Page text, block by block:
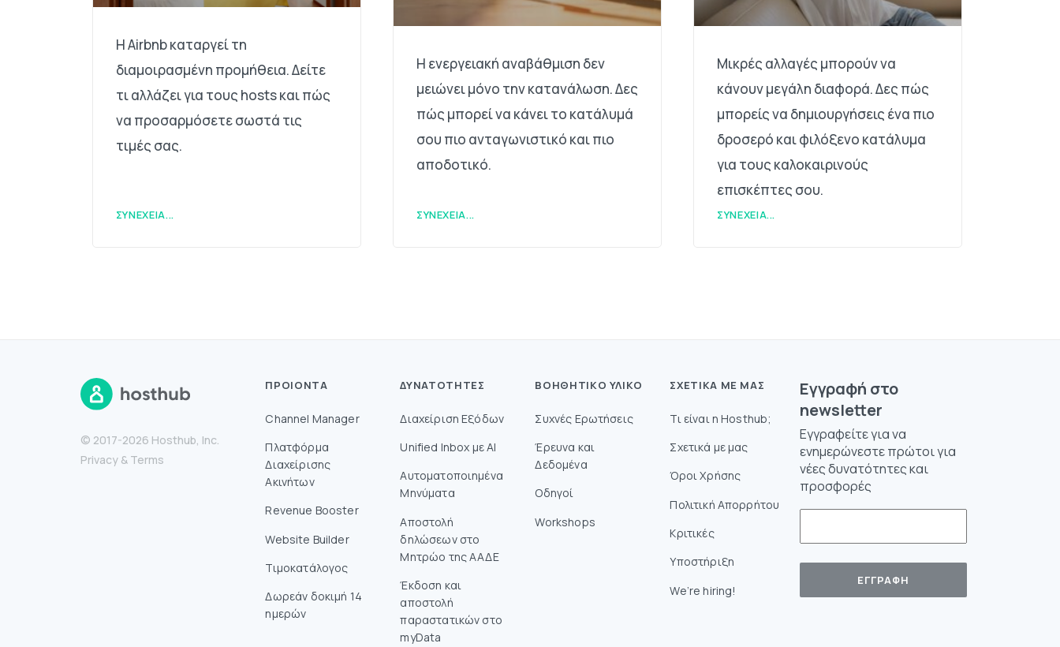
Η Airbnb καταργεί τη
διαμοιρασμένη προμήθεια. Δείτε
τι αλλάζει για τους hosts και πώς
να προσαρμόσετε σωστά τις
τιμές σας.
ΣΥΝΈΧΕΙΑ...
Η ενεργειακή αναβάθμιση δεν
μειώνει μόνο την κατανάλωση. Δες
πώς μπορεί να κάνει το κατάλυμά
σου πιο ανταγωνιστικό και πιο
αποδοτικό.
ΣΥΝΈΧΕΙΑ...
Μικρές αλλαγές μπορούν να
κάνουν μεγάλη διαφορά. Δες πώς
μπορείς να δημιουργήσεις ένα πιο
δροσερό και φιλόξενο κατάλυμα
για τους καλοκαιρινούς
επισκέπτες σου.
ΣΥΝΈΧΕΙΑ...
© 2017-2026 Hosthub, Inc.
Privacy & Terms
ΠΡΟΙΌΝΤΑ
Channel Manager
Πλατφόρμα
Διαχείρισης
Ακινήτων
Revenue Booster
Website Builder
Τιμοκατάλογος
Δωρεάν δοκιμή 14
ημερών
ΔΥΝΑΤΌΤΗΤΕΣ
Διαχείριση Εξόδων
Unified Inbox με AI
Αυτοματοποιημένα
Μηνύματα
Aποστολή
δηλώσεων στο
Mητρώο της ΑΑΔΕ
Έκδοση και
αποστολή
παραστατικών στο
myData
ΒΟΗΘΗΤΙΚΌ ΥΛΙΚΌ
Συχνές Ερωτήσεις
Έρευνα και
Δεδομένα
Οδηγοί
Workshops
ΣΧΕΤΙΚΆ ΜΕ ΜΑΣ
Τι είναι η Hosthub;
Σχετικά με μας
Όροι Χρήσης
Πολιτική Απορρήτου
Κριτικές
Υποστήριξη
We’re hiring!
Eγγραφή στο
newsletter
Εγγραφείτε για να
ενημερώνεστε πρώτοι για
νέες δυνατότητες και
προσφορές